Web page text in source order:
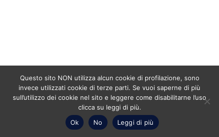
Questo sito NON utilizza alcun cookie di profilazione, sono
invece utilizzati cookie di terze parti. Se vuoi saperne di più
sull’utilizzo dei cookie nel sito e leggere come disabilitarne l’uso
clicca su leggi di più.
Ok
No Leggi di più